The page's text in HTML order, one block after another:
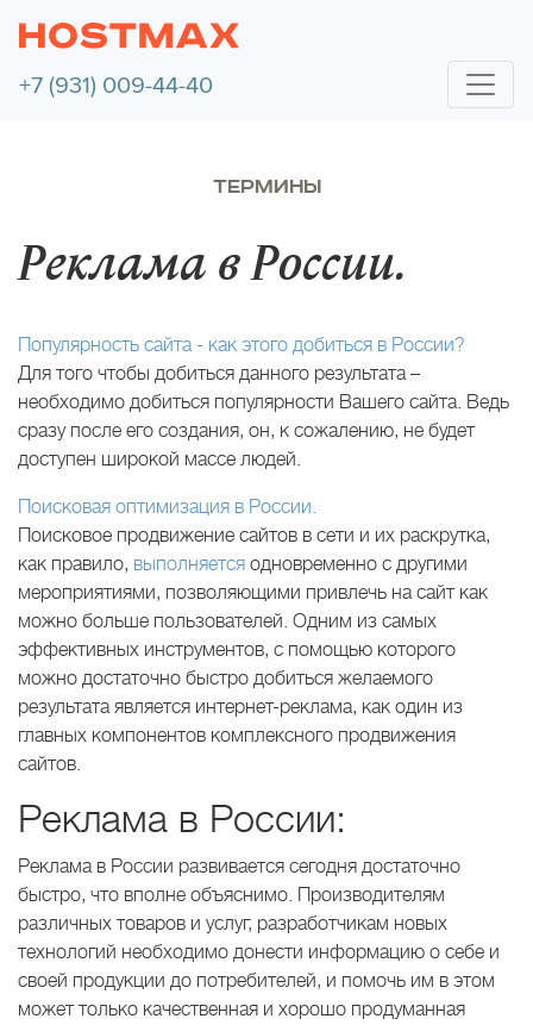
+7 (931) 009-44-40
ТЕРМИНЫ
Реклама в России.
Популярность сайта - как этого добиться в России?
Для того чтобы добиться данного результата –
необходимо добиться популярности Вашего сайта. Ведь
сразу после его создания, он, к сожалению, не будет
доступен широкой массе людей.
Поисковая оптимизация в России.
Поисковое продвижение сайтов в сети и их раскрутка,
как правило, выполняется одновременно с другими
мероприятиями, позволяющими привлечь на сайт как
можно больше пользователей. Одним из самых
эффективных инструментов, с помощью которого
можно достаточно быстро добиться желаемого
результата является интернет-реклама, как один из
главных компонентов комплексного продвижения
сайтов.
Реклама в России:
Реклама в России развивается сегодня достаточно
быстро, что вполне объяснимо. Производителям
различных товаров и услуг, разработчикам новых
технологий необходимо донести информацию о себе и
своей продукции до потребителей, и помочь им в этом
может только качественная и хорошо продуманная